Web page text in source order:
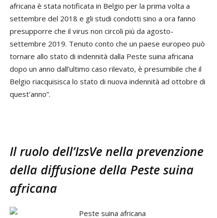
africana è stata notificata in Belgio per la prima volta a
settembre del 2018 e gli studi condotti sino a ora fanno
presupporre che il virus non circoli più da agosto-
settembre 2019. Tenuto conto che un paese europeo può
tornare allo stato di indennità dalla Peste suina africana
dopo un anno dall’ultimo caso rilevato, è presumibile che il
Belgio riacquisisca lo stato di nuova indennità ad ottobre di
quest’anno”.
Il ruolo dell’IzsVe nella prevenzione
della diffusione della Peste suina
africana